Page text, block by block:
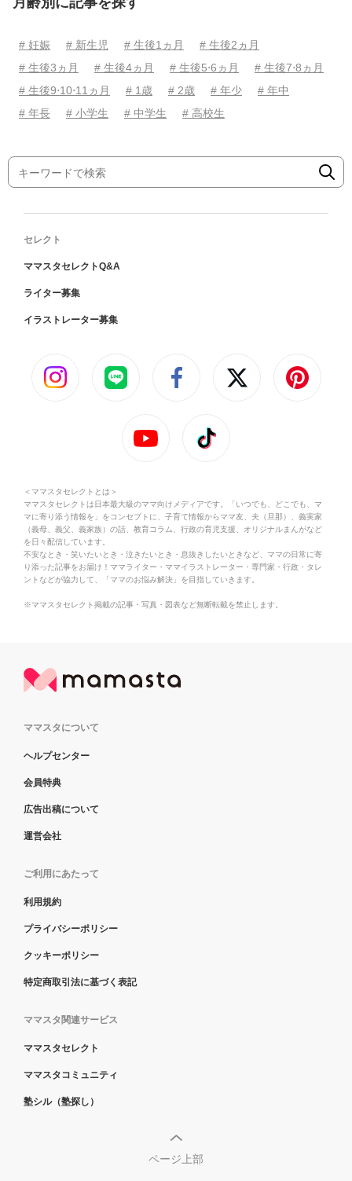
# 妊娠 # 新生児 # 生後1ヵ月
# 生後2ヵ月
# 生後3ヵ月
# 生後4ヵ月 # 生後5⋅6ヵ月
# 生後7⋅8ヵ月
# 生後9⋅10⋅11ヵ月
# 1歳 # 2歳 # 年少
# 年中
# 年長
# 小学生 # 中学生 # 高校生
セレクト
ママスタセレクトQ&A
ライター募集
イラストレーター募集
＜ママスタセレクトとは＞
ママスタセレクトは日本最大級のママ向けメディアです。「いつでも、どこでも、マ
マに寄り添う情報を」をコンセプトに、子育て情報からママ友、夫（旦那）、義実家
（義母、義父、義家族）の話、教育コラム、行政の育児支援、オリジナルまんがなど
を日々配信しています。
不安なとき・笑いたいとき・泣きたいとき・息抜きしたいときなど、ママの日常に寄
り添った記事をお届け！ママライター・ママイラストレーター・専門家・行政・タレ
ントなどが協力して、「ママのお悩み解決」を目指していきます。
※ママスタセレクト掲載の記事・写真・図表など無断転載を禁止します。
ママスタについて
ヘルプセンター
会員特典
広告出稿について
運営会社
ご利用にあたって
利用規約
プライバシーポリシー
クッキーポリシー
特定商取引法に基づく表記
ママスタ関連サービス
ママスタセレクト
ママスタコミュニティ
塾シル（塾探し）
ページ上部